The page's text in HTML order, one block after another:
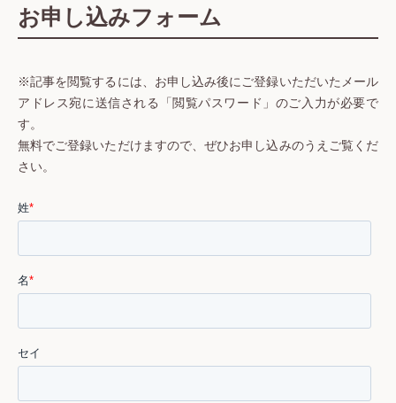
お申し込みフォーム
※記事を閲覧するには、お申し込み後にご登録いただいたメール
アドレス宛に送信される「閲覧パスワード」のご入力が必要で
す。
無料でご登録いただけますので、ぜひお申し込みのうえご覧くだ
さい。